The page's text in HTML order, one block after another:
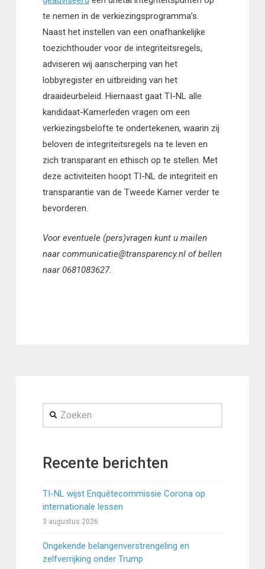
te nemen in de verkiezingsprogramma’s.
Naast het instellen van een onafhankelijke
toezichthouder voor de integriteitsregels,
adviseren wij aanscherping van het
lobbyregister en uitbreiding van het
draaideurbeleid. Hiernaast gaat TI-NL alle
kandidaat-Kamerleden vragen om een
verkiezingsbelofte te ondertekenen, waarin zij
beloven de integriteitsregels na te leven en
zich transparant en ethisch op te stellen. Met
deze activiteiten hoopt TI-NL de integriteit en
transparantie van de Tweede Kamer verder te
bevorderen.
Voor eventuele (pers)vragen kunt u mailen
naar communicatie@transparency.nl of bellen
naar 0681083627.
Zoeken
Recente berichten
TI-NL wijst Enquêtecommissie Corona op
internationale lessen
3 augustus 2026
Ongekende belangenverstrengeling en
zelfverrijking onder Trump